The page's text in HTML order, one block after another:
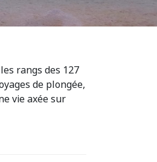
rangs des 127
de plongée,
vie axée sur